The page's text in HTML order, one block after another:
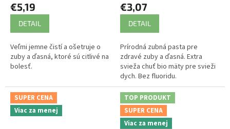
€5,19
DETAIL
Veľmi jemne čistí a ošetruje o
zuby a ďasná, ktoré sú citlivé na
bolesť.
€3,07
DETAIL
Prírodná zubná pasta pre
zdravé zuby a ďasná. Extra
svieža chuť bio mäty pre svieži
dych. Bez fluoridu.
SUPER CENA
Viac za menej
TOP PRODUKT
SUPER CENA
Viac za menej